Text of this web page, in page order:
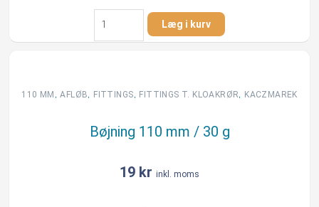
Bøjning
110
mm
g
Læg i kurv
110 MM ,AFLØB, FITTINGS, FITTINGS T. KLOAKRØR, KACZMAREK
Bøjning 110 mm / 30 g
19 kr inkl. moms